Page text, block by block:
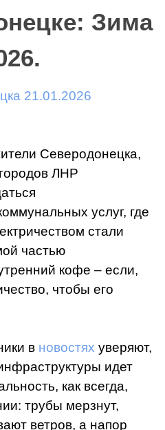
Зима
21.01.2026
Северодонецка,
ЛНР
услуг, где
стали
частью
кофе – если,
чтобы его
в новостях уверяют,
идет
как всегда,
трубы мерзнут,
ветров, а напор